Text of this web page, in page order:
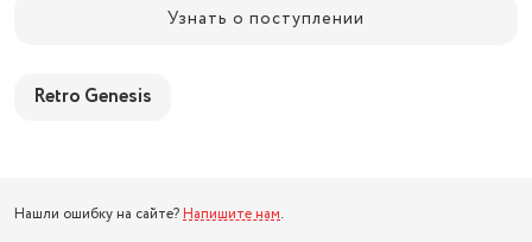
Узнать о поступлении
Retro Genesis
Нашли ошибку на сайте? Напишите нам.